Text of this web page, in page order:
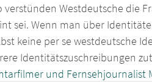
Westdeutsche die
sei. Wenn man über
keine per se westdeutsche
Identitätszuschreibungen
und Fernsehjournalist